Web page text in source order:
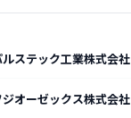
ルステック工業株式会社
ジオーゼックス株式会社